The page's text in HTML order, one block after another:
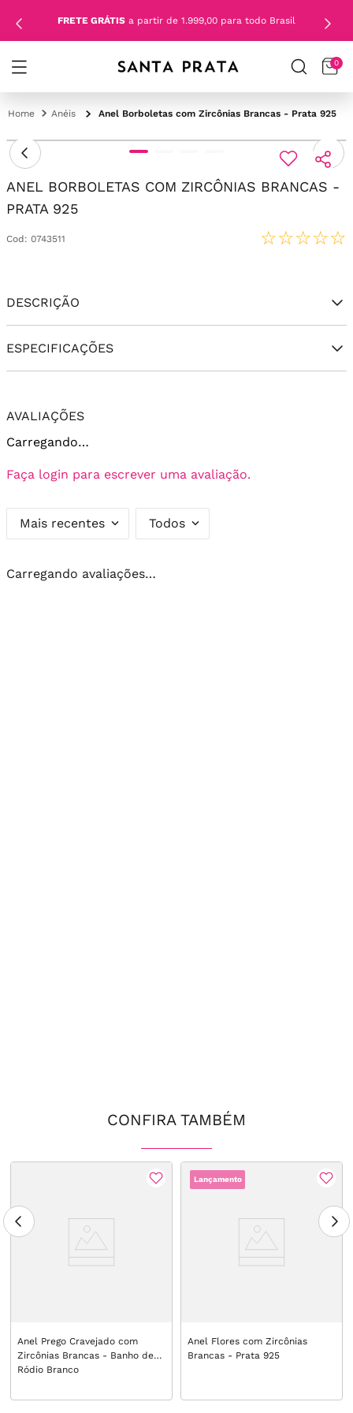
FRETE GRÁTIS a partir de 1.999,00 para todo Brasil
0
Anéis Anel Borboletas com Zircônias Brancas - Prata 925
ANEL BORBOLETAS COM ZIRCÔNIAS BRANCAS -
PRATA 925
Cod : 0743511 ☆☆☆☆☆
DESCRIÇÃO
ESPECIFICAÇÕES
AVALIAÇÕES
Carregando…
Faça login para escrever uma avaliação.
Mais recentes Todos
Carregando avaliações…
CONFIRA TAMBÉM
Anel Prego Cravejado com
Zircônias Brancas - Banho de
Ródio Branco
Lançamento
Anel Flores com Zircônias
Brancas - Prata 925